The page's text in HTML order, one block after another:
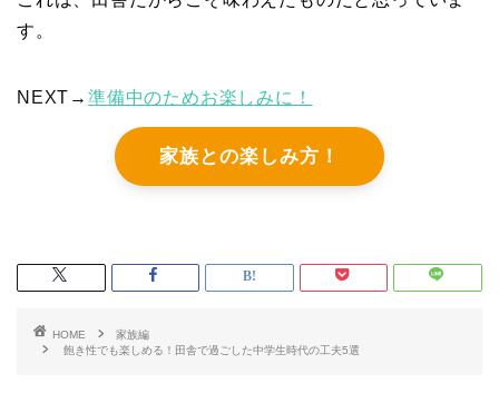
す。
NEXT→ 準備中のためお楽しみに！
家族との楽しみ方！
HOME
家族編
飽き性でも楽しめる！田舎で過ごした中学生時代の工夫5選